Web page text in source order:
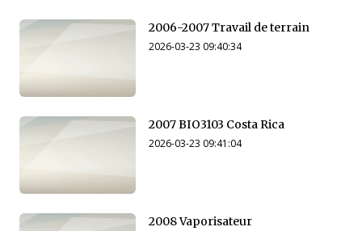
2006-2007 Travail de terrain
2026-03-23 09:40:34
2007 BIO3103 Costa Rica
2026-03-23 09:41:04
2008 Vaporisateur